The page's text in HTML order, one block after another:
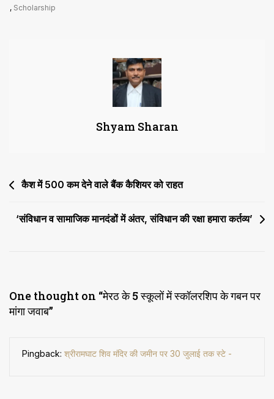
के
गबन
पर
मांगा
जवाब
, Scholarship
Shyam Sharan
Post
कैश में ₹500 कम देने वाले बैंक कैशियर को राहत
‘संविधान व सामाजिक मानदंडों में अंतर, संविधान की रक्षा हमारा कर्तव्य’
One thought on “मेरठ के 5 स्कूलों में स्कॉलर​​​शिप के गबन पर
मांगा जवाब”
Pingback: श्रीरामघाट शिव मंदिर की जमीन पर 30 जुलाई तक स्टे -